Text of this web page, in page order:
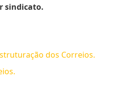
sindicato.
dos Correios.